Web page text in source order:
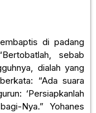
di padang
sebab
dialah yang
“Ada suara
‘Persiapkanlah
Nya.” Yohanes